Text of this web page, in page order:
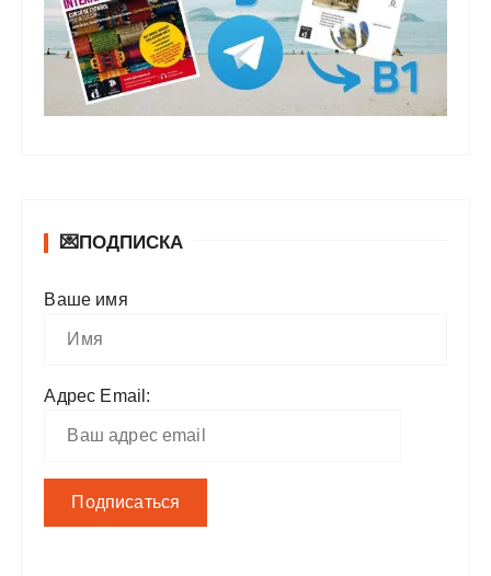
💌ПОДПИСКА
Ваше имя
Адрес Email: